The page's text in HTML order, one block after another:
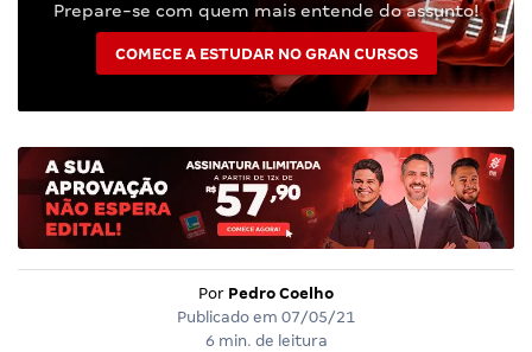
Prepare-se com quem mais entende do assunto!
COMECE A ESTUDAR NO GRAN CURSOS
Por Pedro Coelho
Publicado em 07/05/21
6 min. de leitura